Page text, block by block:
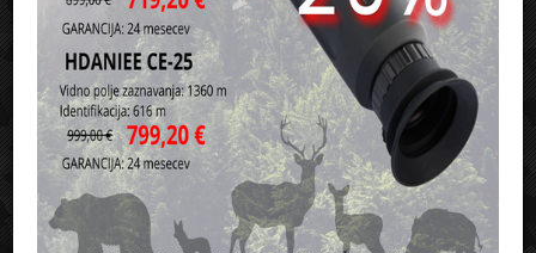
Domov Ribičija Morski ribolov Panule
Razvrsti po: ceni